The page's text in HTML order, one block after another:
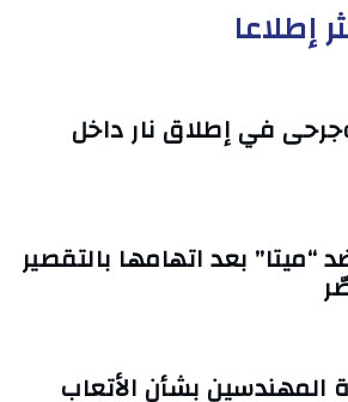
إطلاعا
في إطلاق نار داخل
بعد اتهامها بالتقصير
المهندسين بشأن الأتعاب